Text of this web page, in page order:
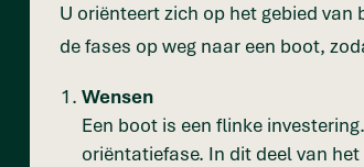
U oriënteert zich op het gebied
de fases op weg naar een boot,
Wensen
Een boot is een flinke
oriëntatiefase. In dit deel van